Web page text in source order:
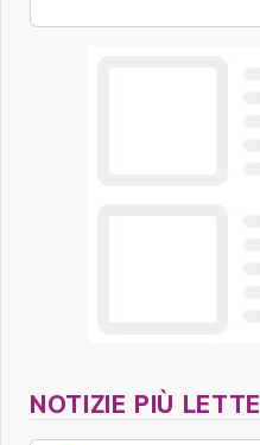
NOTIZIE PIÙ LETTE